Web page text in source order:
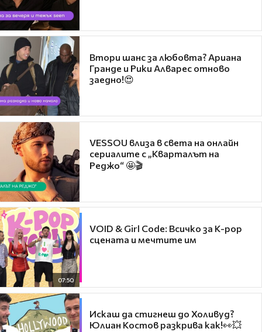
Втори шанс за любовта? Ариана
Гранде и Рики Алварес отново
заедно!😍
VESSOU влиза в света на онлайн
сериалите с „Кварталът на
Реджо“ 🤩🎬
07:50
VOID & Girl Code: Всичко за K-pop
сцената и мечтите им
Искаш да стигнеш до Холивуд?
Юлиан Костов разкрива как!👀💥